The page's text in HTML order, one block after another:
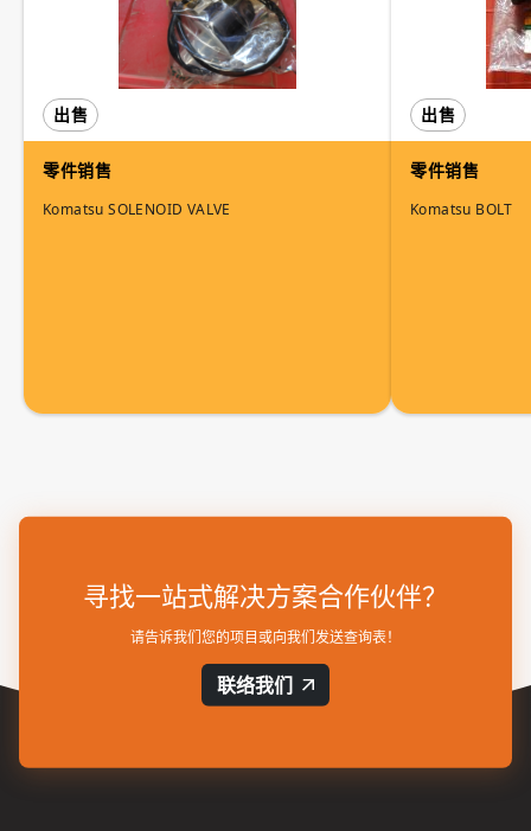
出售
零件销售
Komatsu SOLENOID VALVE
出售
零件销售
Komatsu BOLT
寻找一站式解决方案合作伙伴？
请告诉我们您的项目或向我们发送查询表！
联络我们